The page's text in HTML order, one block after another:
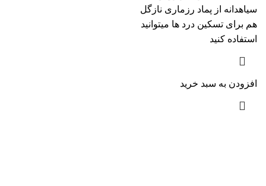
سیاهدانه از پماد رزماری نازگل
هم برای تسکین درد ها میتوانید
استفاده کنید
افزودن به سبد خرید